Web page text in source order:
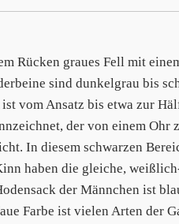
Rücken graues Fell mit
sind dunkelgrau bis
vom Ansatz bis etwa zur
der von einem Ohr
In diesem schwarzen
haben die gleiche,
der Männchen ist
Farbe ist vielen Arten der